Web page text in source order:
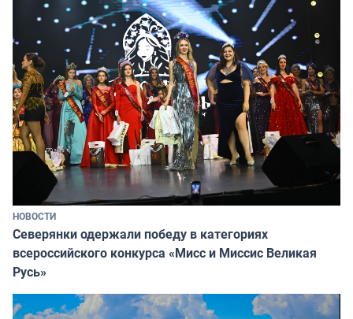
НОВОСТИ
Северянки одержали победу в категориях
всероссийского конкурса «Мисс и Миссис Великая
Русь»